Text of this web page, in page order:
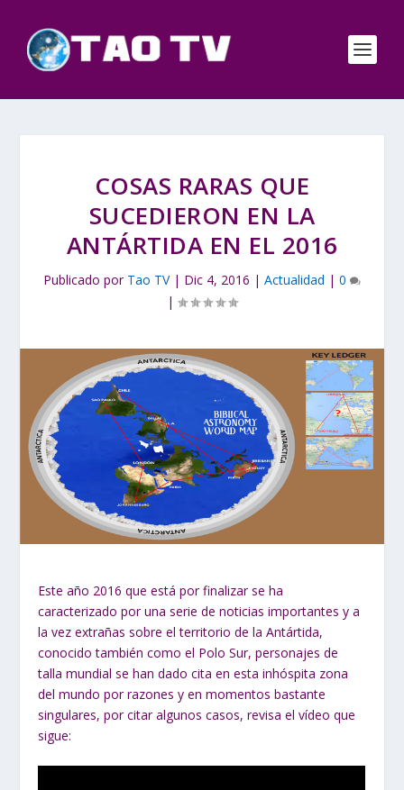
COSAS RARAS QUE
SUCEDIERON EN LA
ANTÁRTIDA EN EL 2016
Publicado por Tao TV| Dic 4, 2016 | Actualidad | 0
|
Este año 2016 que está por finalizar se ha
caracterizado por una serie de noticias importantes y a
la vez extrañas sobre el territorio de la Antártida,
conocido también como el Polo Sur, personajes de
talla mundial se han dado cita en esta inhóspita zona
del mundo por razones y en momentos bastante
singulares, por citar algunos casos, revisa el vídeo que
sigue: